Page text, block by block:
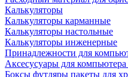
Калькуляторы
Калькуляторы карманные
Калькуляторы настольные
Калькуляторы инженерные
Принадлежности для
Аксесусуары для
Боксы футляры пакеты для